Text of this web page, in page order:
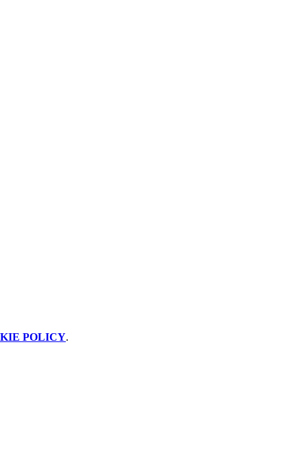
POLICY.